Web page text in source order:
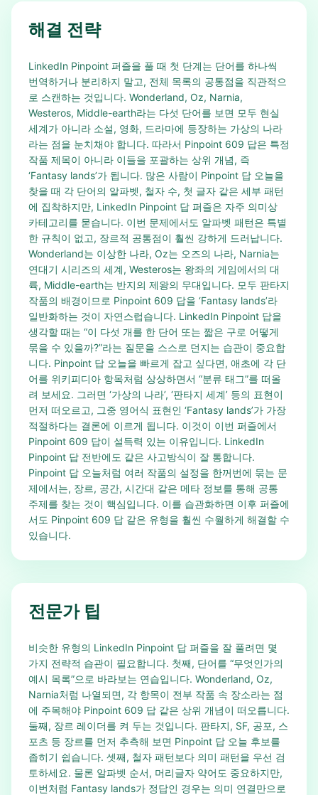
해결 전략
LinkedIn Pinpoint 퍼즐을 풀 때 첫 단계는 단어를 하나씩
번역하거나 분리하지 말고, 전체 목록의 공통점을 직관적으
로 스캔하는 것입니다. Wonderland, Oz, Narnia,
Westeros, Middle-earth라는 다섯 단어를 보면 모두 현실
세계가 아니라 소설, 영화, 드라마에 등장하는 가상의 나라
라는 점을 눈치채야 합니다. 따라서 Pinpoint 609 답은 특정
작품 제목이 아니라 이들을 포괄하는 상위 개념, 즉
‘Fantasy lands’가 됩니다. 많은 사람이 Pinpoint 답 오늘을
찾을 때 각 단어의 알파벳, 철자 수, 첫 글자 같은 세부 패턴
에 집착하지만, LinkedIn Pinpoint 답 퍼즐은 자주 의미상
카테고리를 묻습니다. 이번 문제에서도 알파벳 패턴은 특별
한 규칙이 없고, 장르적 공통점이 훨씬 강하게 드러납니다.
Wonderland는 이상한 나라, Oz는 오즈의 나라, Narnia는
연대기 시리즈의 세계, Westeros는 왕좌의 게임에서의 대
륙, Middle-earth는 반지의 제왕의 무대입니다. 모두 판타지
작품의 배경이므로 Pinpoint 609 답을 ‘Fantasy lands’라
일반화하는 것이 자연스럽습니다. LinkedIn Pinpoint 답을
생각할 때는 “이 다섯 개를 한 단어 또는 짧은 구로 어떻게
묶을 수 있을까?”라는 질문을 스스로 던지는 습관이 중요합
니다. Pinpoint 답 오늘을 빠르게 잡고 싶다면, 애초에 각 단
어를 위키피디아 항목처럼 상상하면서 “분류 태그”를 떠올
려 보세요. 그러면 ‘가상의 나라’, ‘판타지 세계’ 등의 표현이
먼저 떠오르고, 그중 영어식 표현인 ‘Fantasy lands’가 가장
적절하다는 결론에 이르게 됩니다. 이것이 이번 퍼즐에서
Pinpoint 609 답이 설득력 있는 이유입니다. LinkedIn
Pinpoint 답 전반에도 같은 사고방식이 잘 통합니다.
Pinpoint 답 오늘처럼 여러 작품의 설정을 한꺼번에 묶는 문
제에서는, 장르, 공간, 시간대 같은 메타 정보를 통해 공통
주제를 찾는 것이 핵심입니다. 이를 습관화하면 이후 퍼즐에
서도 Pinpoint 609 답 같은 유형을 훨씬 수월하게 해결할 수
있습니다.
전문가 팁
비슷한 유형의 LinkedIn Pinpoint 답 퍼즐을 잘 풀려면 몇
가지 전략적 습관이 필요합니다. 첫째, 단어를 “무엇인가의
예시 목록”으로 바라보는 연습입니다. Wonderland, Oz,
Narnia처럼 나열되면, 각 항목이 전부 작품 속 장소라는 점
에 주목해야 Pinpoint 609 답 같은 상위 개념이 떠오릅니다.
둘째, 장르 레이더를 켜 두는 것입니다. 판타지, SF, 공포, 스
포츠 등 장르를 먼저 추측해 보면 Pinpoint 답 오늘 후보를
좁히기 쉽습니다. 셋째, 철자 패턴보다 의미 패턴을 우선 검
토하세요. 물론 알파벳 순서, 머리글자 약어도 중요하지만,
이번처럼 Fantasy lands가 정답인 경우는 의미 연결만으로